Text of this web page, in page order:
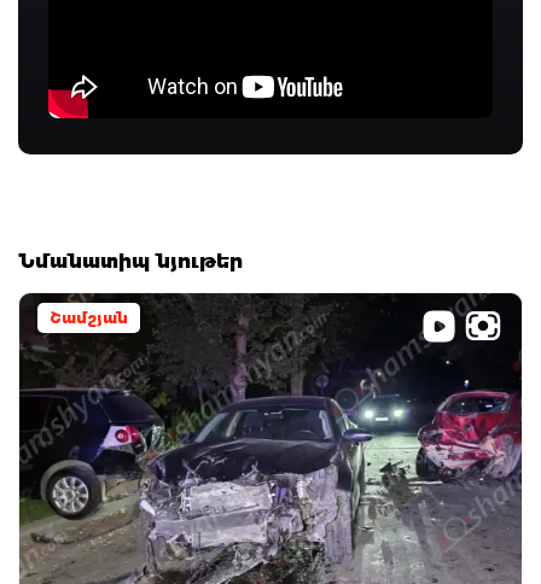
Նմանատիպ նյութեր
Շամշյան